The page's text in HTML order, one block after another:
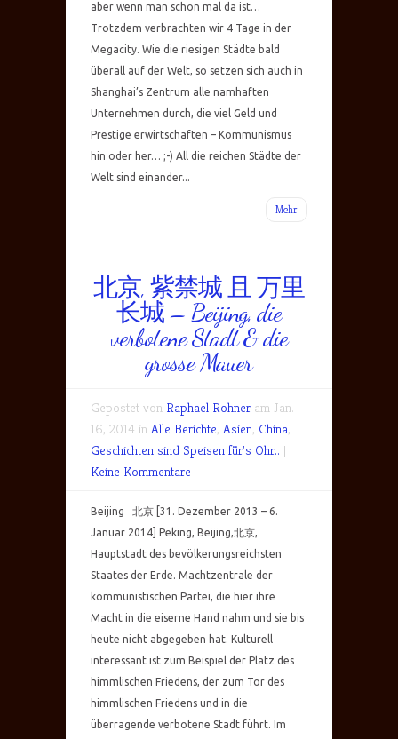
aber wenn man schon mal da ist…
Trotzdem verbrachten wir 4 Tage in der
Megacity. Wie die riesigen Städte bald
überall auf der Welt, so setzen sich auch in
Shanghai’s Zentrum alle namhaften
Unternehmen durch, die viel Geld und
Prestige erwirtschaften – Kommunismus
hin oder her… ;-) All die reichen Städte der
Welt sind einander...
Mehr
北京, 紫禁城 且 万里
长城 – Beijing, die
verbotene Stadt & die
grosse Mauer
Gepostet von Raphael Rohner am Jan.
16, 2014 in Alle Berichte, Asien, China,
Geschichten sind Speisen für's Ohr.. |
Keine Kommentare
Beijing 北京 [31. Dezember 2013 – 6.
Januar 2014] Peking, Beijing,北京,
Hauptstadt des bevölkerungsreichsten
Staates der Erde. Machtzentrale der
kommunistischen Partei, die hier ihre
Macht in die eiserne Hand nahm und sie bis
heute nicht abgegeben hat. Kulturell
interessant ist zum Beispiel der Platz des
himmlischen Friedens, der zum Tor des
himmlischen Friedens und in die
überragende verbotene Stadt führt. Im